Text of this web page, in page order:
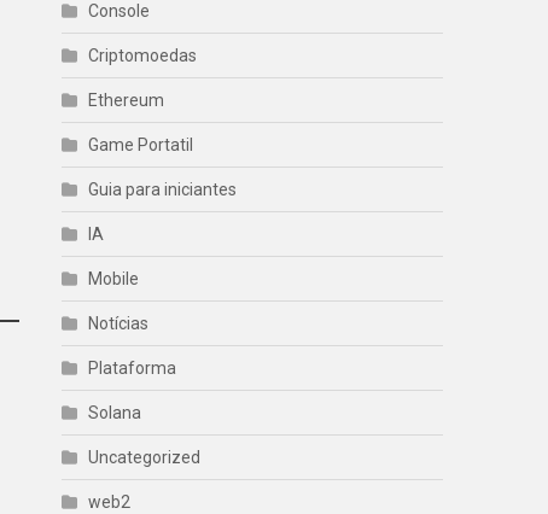
Console
Criptomoedas
Ethereum
Game Portatil
Guia para iniciantes
IA
Mobile
Notícias
Plataforma
Solana
Uncategorized
web2